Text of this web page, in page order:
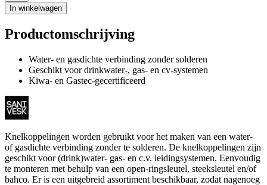
In winkelwagen
Productomschrijving
Water- en gasdichte verbinding zonder solderen
Geschikt voor drinkwater-, gas- en cv-systemen
Kiwa- en Gastec-gecertificeerd
Knelkoppelingen worden gebruikt voor het maken van een water-
of gasdichte verbinding zonder te solderen. De knelkoppelingen zijn
geschikt voor (drink)water- gas- en c.v. leidingsystemen. Eenvoudig
te monteren met behulp van een open-ringsleutel, steeksleutel en/of
bahco. Er is een uitgebreid assortiment beschikbaar, zodat nagenoeg